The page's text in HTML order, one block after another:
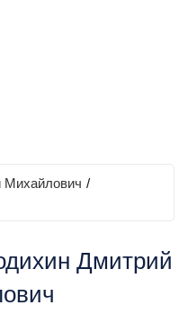
Михайлович /
Дмитрий